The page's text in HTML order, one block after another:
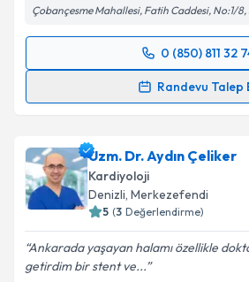
Çobançesme Mahallesi, Fatih Caddesi, No:1/8,
0 (850) 811 32
Randevu Talep
Randevu Takvimi Talebi
takvim hazırlandığında e-posta
E-posta Adresiniz
Uzm. Dr. Aydın Çeliker
Kardiyoloji
Denizli, Merkezefendi
5 (3 Değerlendirme)
Ankarada yaşayan halamı özellikle
getirdim bir stent ve...